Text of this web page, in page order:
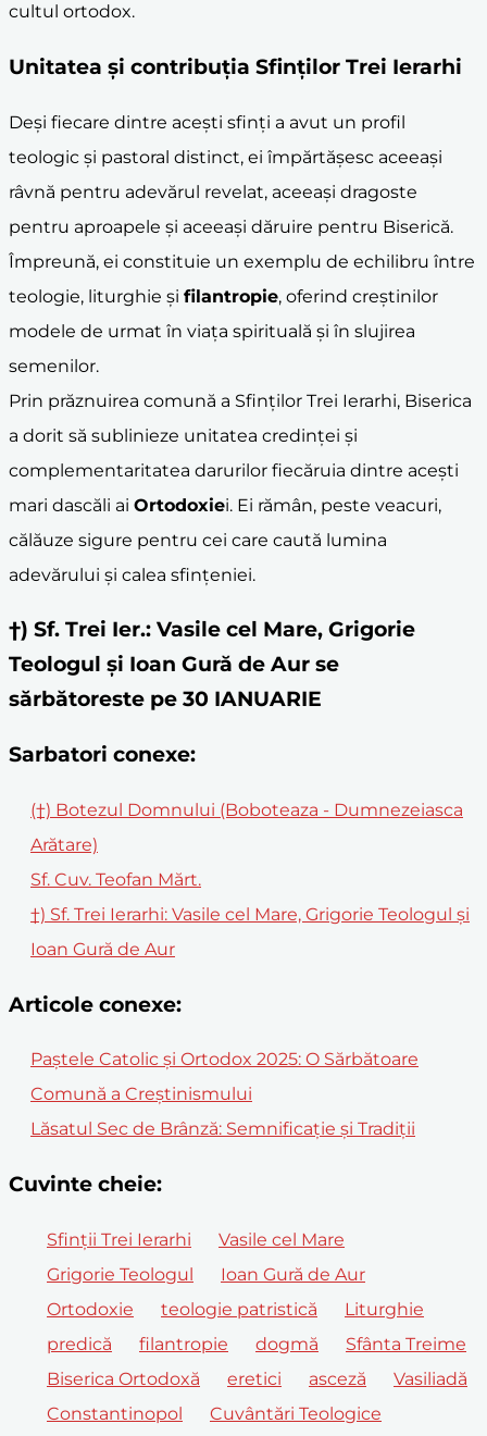
cultul ortodox.
Unitatea și contribuția Sfinților Trei Ierarhi
Deși fiecare dintre acești sfinți a avut un profil
teologic și pastoral distinct, ei împărtășesc aceeași
râvnă pentru adevărul revelat, aceeași dragoste
pentru aproapele și aceeași dăruire pentru Biserică.
Împreună, ei constituie un exemplu de echilibru între
teologie, liturghie și filantropie, oferind creștinilor
modele de urmat în viața spirituală și în slujirea
semenilor.
Prin prăznuirea comună a Sfinților Trei Ierarhi, Biserica
a dorit să sublinieze unitatea credinței și
complementaritatea darurilor fiecăruia dintre acești
mari dascăli ai Ortodoxiei. Ei rămân, peste veacuri,
călăuze sigure pentru cei care caută lumina
adevărului și calea sfințeniei.
†) Sf. Trei Ier.: Vasile cel Mare, Grigorie
Teologul şi Ioan Gură de Aur se
sărbătoreste pe 30 IANUARIE
Sarbatori conexe:
(†) Botezul Domnului (Boboteaza - Dumnezeiasca
Arătare)
Sf. Cuv. Teofan Mărt.
†) Sf. Trei Ierarhi: Vasile cel Mare, Grigorie Teologul și
Ioan Gură de Aur
Articole conexe:
Paștele Catolic și Ortodox 2025: O Sărbătoare
Comună a Creștinismului
Lăsatul Sec de Brânză: Semnificație și Tradiții
Cuvinte cheie:
Sfinții Trei Ierarhi
Vasile cel Mare
Grigorie Teologul
Ioan Gură de Aur
Ortodoxie
teologie patristică
Liturghie
predică
filantropie dogmă
Sfânta Treime
Biserica Ortodoxă
eretici asceză
Vasiliadă
Constantinopol
Cuvântări Teologice